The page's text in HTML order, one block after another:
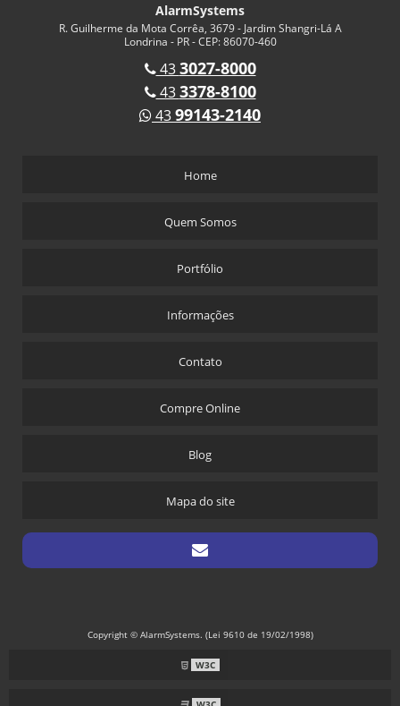
AlarmSystems
R. Guilherme da Mota Corrêa, 3679 - Jardim Shangri-Lá A
Londrina - PR - CEP: 86070-460
433027-8000
433378-8100
4399143-2140
Home
Quem Somos
Portfólio
Informações
Contato
Compre Online
Blog
Mapa do site
Copyright © AlarmSystems. (Lei 9610 de 19/02/1998)
W3C